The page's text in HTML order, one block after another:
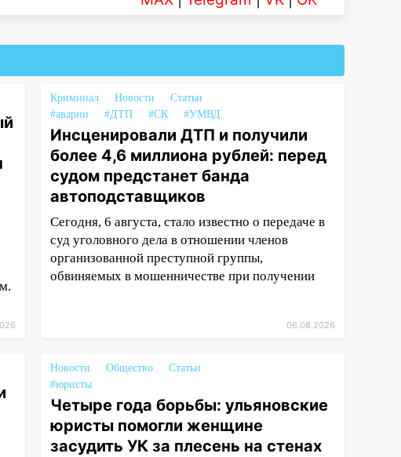
Криминал Новости
Статьи
#аварии
#ДТП #СК #УМВД
Инсценировали ДТП и получили
более 4,6 миллиона рублей: перед
судом предстанет банда
автоподставщиков
Сегодня, 6 августа, стало известно о передаче в
суд уголовного дела в отношении членов
организованной преступной группы,
обвиняемых в мошенничестве при получении
06.08.2026
Новости Общество
Статьи
#юристы
Четыре года борьбы: ульяновские
юристы помогли женщине
засудить УК за плесень на стенах